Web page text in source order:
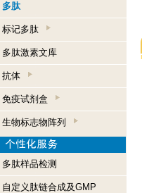
多肽
标记多肽
多肽激素文库
抗体
免疫试剂盒
生物标志物阵列
多肽样品检测
自定义肽链合成及GMP